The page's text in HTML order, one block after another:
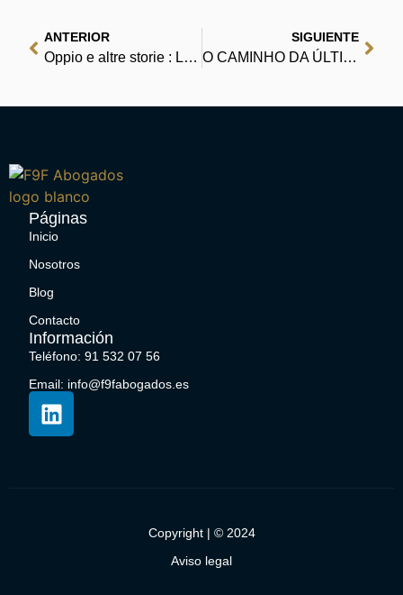
ANTERIOR
Oppio e altre storie : Libri
SIGUIENTE
O CAMINHO DA ÚLTIMA JOGADA: Um guia prático de recuperação emocional e espiritual para vencer o vício em jogos ou outras compulsões | Descubra, Leia, Compartilhe
Páginas
Inicio
Nosotros
Blog
Contacto
Información
Teléfono: 91 532 07 56
Email: info@f9fabogados.es
Copyright | © 2024
Aviso legal